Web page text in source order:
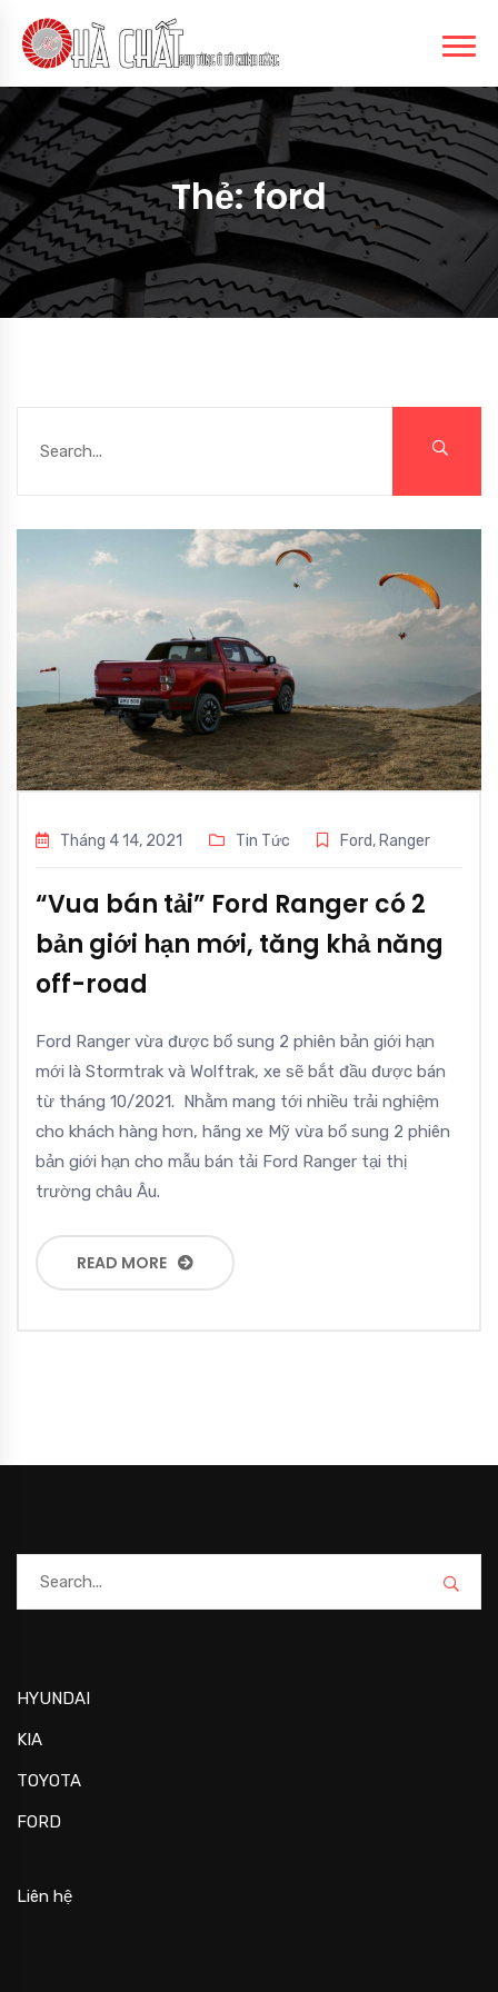
Thẻ:ford
Tháng 4 14, 2021 Tin Tức Ford, Ranger
“Vua bán tải” Ford Ranger có 2
bản giới hạn mới, tăng khả năng
off-road
Ford Ranger vừa được bổ sung 2 phiên bản giới hạn
mới là Stormtrak và Wolftrak, xe sẽ bắt đầu được bán
từ tháng 10/2021. Nhằm mang tới nhiều trải nghiệm
cho khách hàng hơn, hãng xe Mỹ vừa bổ sung 2 phiên
bản giới hạn cho mẫu bán tải Ford Ranger tại thị
trường châu Âu.
READ MORE
HYUNDAI
KIA
TOYOTA
FORD
Liên hệ